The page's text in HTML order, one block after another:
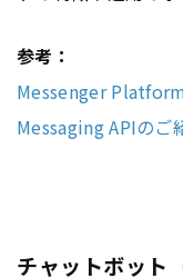
参考：
Messenger
Messaging APIの
チャットボット